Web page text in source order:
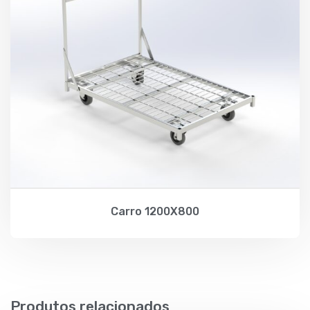
Carro 1200X800
Produtos relacionados